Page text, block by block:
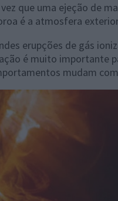
que uma ejeção de
é a atmosfera
erupções de gás
é muito importante
mudam